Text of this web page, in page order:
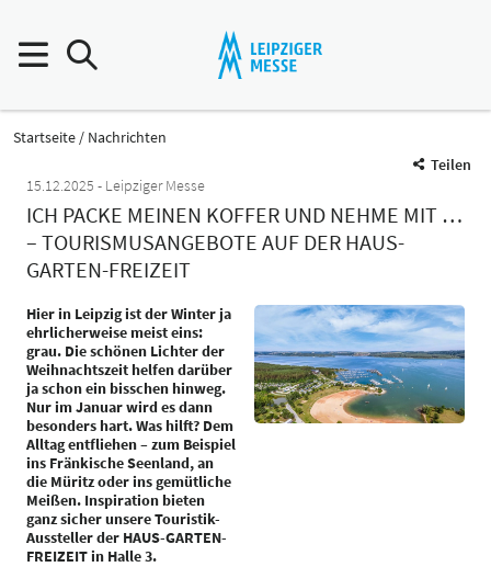
Startseite
Nachrichten
Teilen
15.12.2025
Leipziger Messe
ICH PACKE MEINEN KOFFER UND NEHME MIT …
– TOURISMUSANGEBOTE AUF DER HAUS-
GARTEN-FREIZEIT
Hier in Leipzig ist der Winter ja
ehrlicherweise meist eins:
grau. Die schönen Lichter der
Weihnachtszeit helfen darüber
ja schon ein bisschen hinweg.
Nur im Januar wird es dann
besonders hart. Was hilft? Dem
Alltag entfliehen – zum Beispiel
ins Fränkische Seenland, an
die Müritz oder ins gemütliche
Meißen. Inspiration bieten
ganz sicher unsere Touristik-
Aussteller der HAUS-GARTEN-
FREIZEIT in Halle 3.